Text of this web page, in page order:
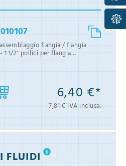
flangia / flangia
1 1/2" pollici per flangia
6,40 €*
7,81 € IVA inclusa.
FLUIDI